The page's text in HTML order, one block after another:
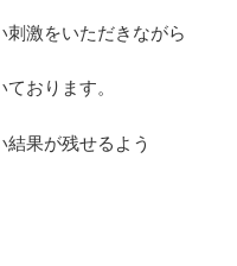
刺激をいただきながら
おります。
果が残せるよう